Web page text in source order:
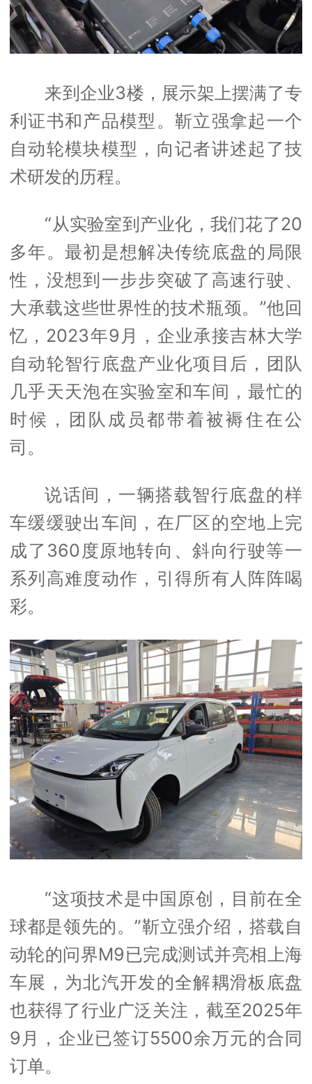
来到企业3楼，展示架上摆满了专
利证书和产品模型。靳立强拿起一个
自动轮模块模型，向记者讲述起了技
术研发的历程。
“从实验室到产业化，我们花了20
多年。最初是想解决传统底盘的局限
性，没想到一步步突破了高速行驶、
大承载这些世界性的技术瓶颈。”他回
忆，2023年9月，企业承接吉林大学
自动轮智行底盘产业化项目后，团队
几乎天天泡在实验室和车间，最忙的
时候，团队成员都带着被褥住在公
司。
说话间，一辆搭载智行底盘的样
车缓缓驶出车间，在厂区的空地上完
成了360度原地转向、斜向行驶等一
系列高难度动作，引得所有人阵阵喝
彩。
“这项技术是中国原创，目前在全
球都是领先的。”靳立强介绍，搭载自
动轮的问界M9已完成测试并亮相上海
车展，为北汽开发的全解耦滑板底盘
也获得了行业广泛关注，截至2025年
9月，企业已签订5500余万元的合同
订单。